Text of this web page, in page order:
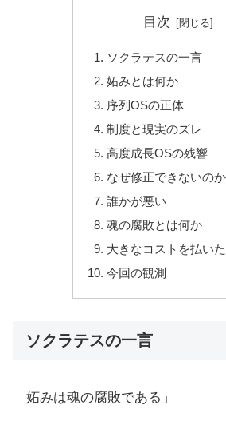
目次
ソクラテスの一言
妬みとは何か
序列OSの正体
制度と現実のズレ
高度成長OSの残響
なぜ修正できないのか
誰かが悪い
魂の腐敗とは何か
大きなコストを払い
今回の観測
ソクラテスの一言
「妬みは魂の腐敗である」